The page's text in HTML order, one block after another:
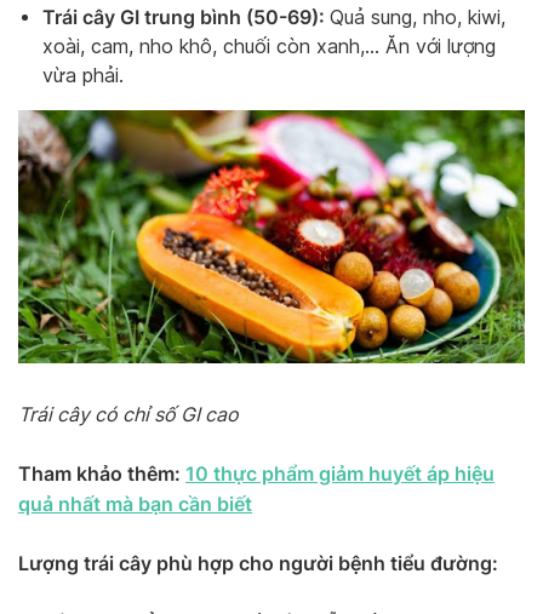
Trái cây GI trung bình (50-69): Quả sung, nho, kiwi,
xoài, cam, nho khô, chuối còn xanh,… Ăn với lượng
vừa phải.
Trái cây có chỉ số GI cao
Tham khảo thêm: 10 thực phẩm giảm huyết áp hiệu
quả nhất mà bạn cần biết
Lượng trái cây phù hợp cho người bệnh tiểu đường: